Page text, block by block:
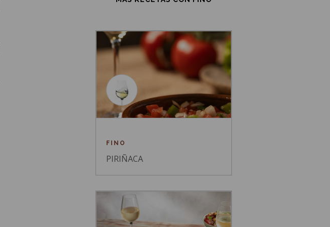
FINO
PIRIÑACA